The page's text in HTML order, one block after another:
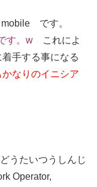
mobile です。
す。w これによ
手する事になる
なりのイニシア
うたいつうしんじ
Operator,